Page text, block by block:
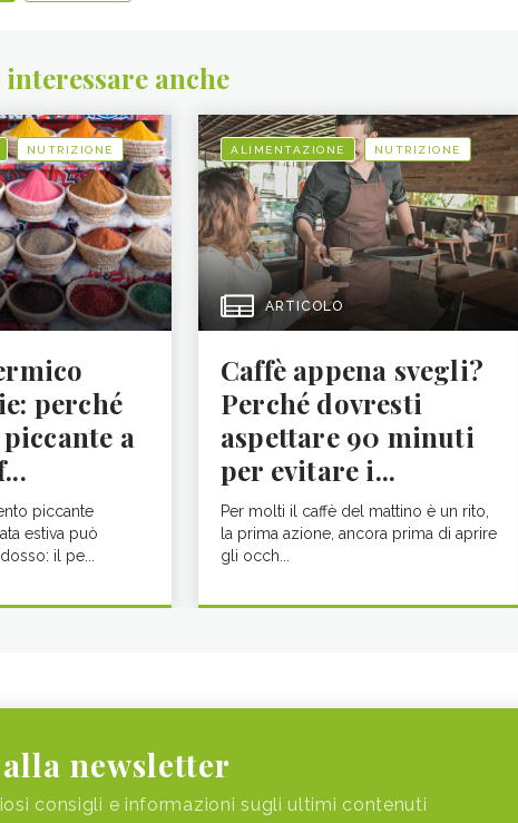
anche
NUTRIZIONE
perché
a
piccante
estiva può
il pe...
ALIMENTAZIONE NUTRIZIONE
ARTICOLO
Caffè appena svegli?
Perché dovresti
aspettare 90 minuti
per evitare i...
Per molti il caffè del mattino è un rito,
la prima azione, ancora prima di aprire
gli occh...
newsletter
consigli e informazioni sugli ultimi contenuti